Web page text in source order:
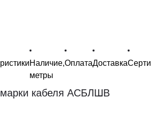
Наличие,
метры
ОплатаДоставка
кабеля АСБЛШВ